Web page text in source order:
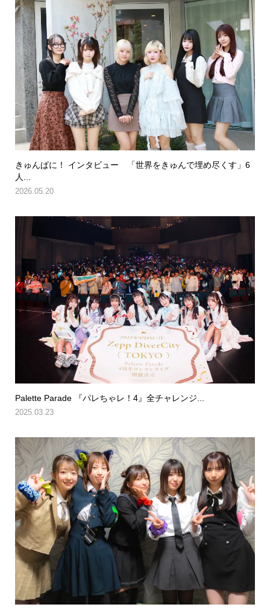
きゅんぱに！ インタビュー 「世界をきゅんで埋め尽くす」6
人...
2026.05.20
Palette Parade 『パレちゃレ！4』全チャレンジ...
2025.03.23